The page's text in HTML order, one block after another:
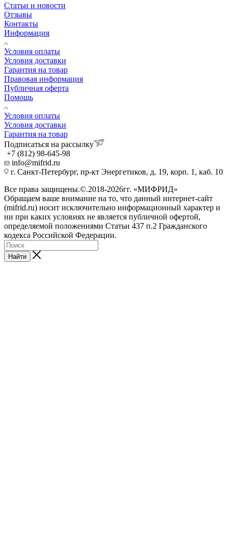
Статьи и новости
Отзывы
Контакты
Информация
Условия оплаты
Условия доставки
Гарантия на товар
Правовая информация
Публичная оферта
Помощь
Условия оплаты
Условия доставки
Гарантия на товар
Подписаться на рассылку
+7 (812) 98-645-98
info@mifrid.ru
г. Санкт-Петербург, пр-кт Энергетиков, д. 19, корп. 1, каб. 10
Все права защищены.©.2018-2026гг. «МИФРИД»
Обращаем ваше внимание на то, что данный интернет-сайт
(mifrid.ru) носит исключительно информационный характер и
ни при каких условиях не является публичной офертой,
определяемой положениями Статьи 437 п.2 Гражданского
кодекса Российской Федерации.
Найти